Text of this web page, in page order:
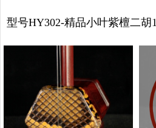
型号HY302-精品小叶紫檀二胡